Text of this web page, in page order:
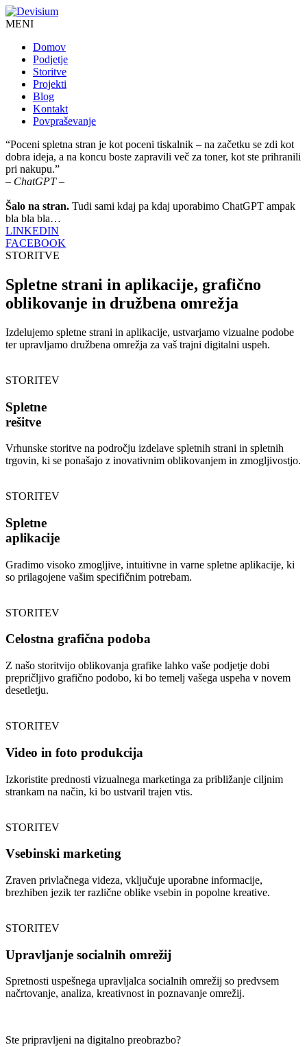
MENI
Domov
Podjetje
Storitve
Projekti
Blog
Kontakt
Povpraševanje
“Poceni spletna stran je kot poceni tiskalnik – na začetku se zdi kot
dobra ideja, a na koncu boste zapravili več za toner, kot ste prihranili
pri nakupu.”
– ChatGPT –
Šalo na stran. Tudi sami kdaj pa kdaj uporabimo ChatGPT ampak
bla bla bla…
LINKEDIN
FACEBOOK
STORITVE
Spletne strani in aplikacije, grafično
oblikovanje in družbena omrežja
Izdelujemo spletne strani in aplikacije, ustvarjamo vizualne podobe
ter upravljamo družbena omrežja za vaš trajni digitalni uspeh.
STORITEV
Spletne
rešitve
Vrhunske storitve na področju izdelave spletnih strani in spletnih
trgovin, ki se ponašajo z inovativnim oblikovanjem in zmogljivostjo.
STORITEV
Spletne
aplikacije
Gradimo visoko zmogljive, intuitivne in varne spletne aplikacije, ki
so prilagojene vašim specifičnim potrebam.
STORITEV
Celostna grafična podoba
Z našo storitvijo oblikovanja grafike lahko vaše podjetje dobi
prepričljivo grafično podobo, ki bo temelj vašega uspeha v novem
desetletju.
STORITEV
Video in foto produkcija
Izkoristite prednosti vizualnega marketinga za približanje ciljnim
strankam na način, ki bo ustvaril trajen vtis.
STORITEV
Vsebinski marketing
Zraven privlačnega videza, vključuje uporabne informacije,
brezhiben jezik ter različne oblike vsebin in popolne kreative.
STORITEV
Upravljanje socialnih omrežij
Spretnosti uspešnega upravljalca socialnih omrežij so predvsem
načrtovanje, analiza, kreativnost in poznavanje omrežij.
Ste pripravljeni na digitalno preobrazbo?